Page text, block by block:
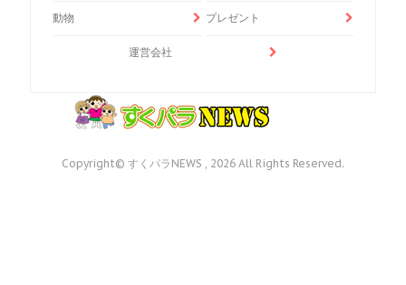
動物 プレゼント
運営会社
Copyright© すくパラNEWS , 2026 All Rights Reserved.